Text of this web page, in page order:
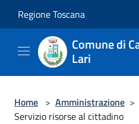
Regione Toscana
Comune di
Lari
Home > Amministrazione >
Servizio risorse al cittadino